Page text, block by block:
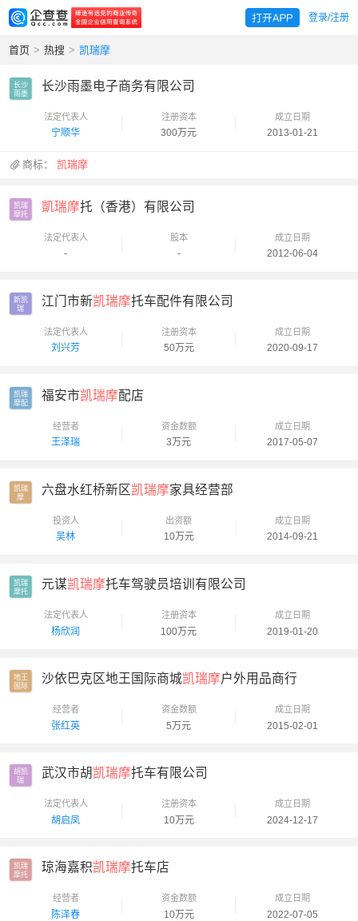
登录/注册
首页 > 热搜 > 凯瑞摩
长沙
雨墨
长沙雨墨电子商务有限公司
法定代表人
宁顺华
注册资本
300万元
成立日期
2013-01-21
商标： 凯瑞摩
凯瑞
摩托
凱瑞摩托（香港）有限公司
法定代表人
-
股本
-
成立日期
2012-06-04
新凯
瑞
江门市新凯瑞摩托车配件有限公司
法定代表人
刘兴芳
注册资本
50万元
成立日期
2020-09-17
凯瑞
摩配
福安市凯瑞摩配店
经营者
王泽瑞
资金数额
3万元
成立日期
2017-05-07
凯瑞
摩
六盘水红桥新区凯瑞摩家具经营部
投资人
吴林
出资额
10万元
成立日期
2014-09-21
凯瑞
摩托
元谋凯瑞摩托车驾驶员培训有限公司
法定代表人
杨欣润
注册资本
100万元
成立日期
2019-01-20
地王
国际
沙依巴克区地王国际商城凯瑞摩户外用品商行
经营者
张红英
资金数额
5万元
成立日期
2015-02-01
胡凯
瑞
武汉市胡凯瑞摩托车有限公司
法定代表人
胡启凤
注册资本
10万元
成立日期
2024-12-17
凯瑞
摩托
琼海嘉积凯瑞摩托车店
经营者
陈泽春
资金数额
10万元
成立日期
2022-07-05